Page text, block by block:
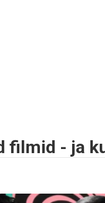
filmid - ja